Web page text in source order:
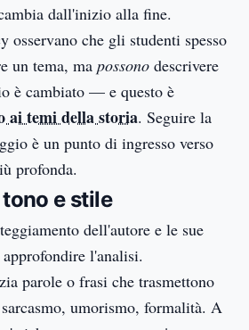
dall'inizio alla fine.
osservano che gli studenti spesso
un tema, ma possono descrivere
è cambiato — e questo è
ai temi della storia. Seguire la
è un punto di ingresso verso
profonda.
e stile
dell'autore e le sue
l'analisi.
parole o frasi che trasmettono
umorismo, formalità. A